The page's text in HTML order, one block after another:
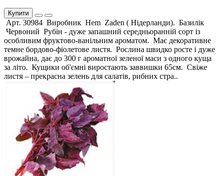
Купити
Арт. 30984 Виробник Hem Zaden ( Нідерланди). Базилік
Червоний Рубін - дуже запашний середньоранній сорт із
особливим фруктово-ванільним ароматом. Має декоративне
темне бордово-фіолетове листя. Рослина швидко росте і дуже
врожайна, дає до 300 г ароматної зеленої маси з одного куща
за літо. Кущики об'ємні виростають заввишки 65см. Свіже
листя – прекрасна зелень для салатів, рибних стра..